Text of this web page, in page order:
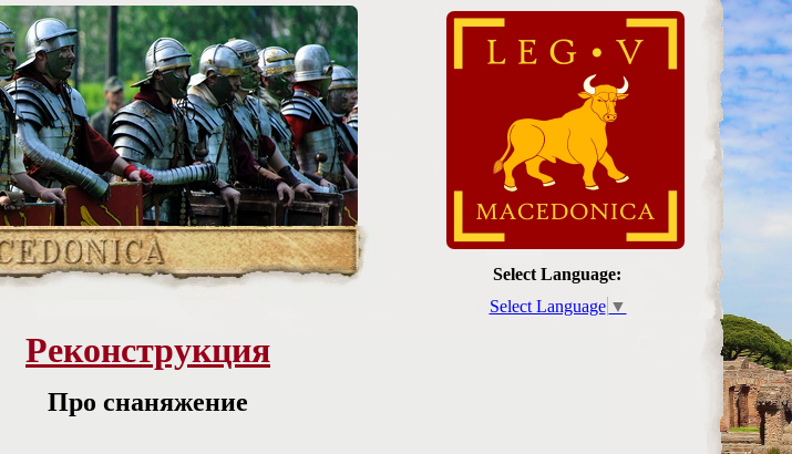
Select Language:
Select Language ▼
Реконструкция
Про снаняжение